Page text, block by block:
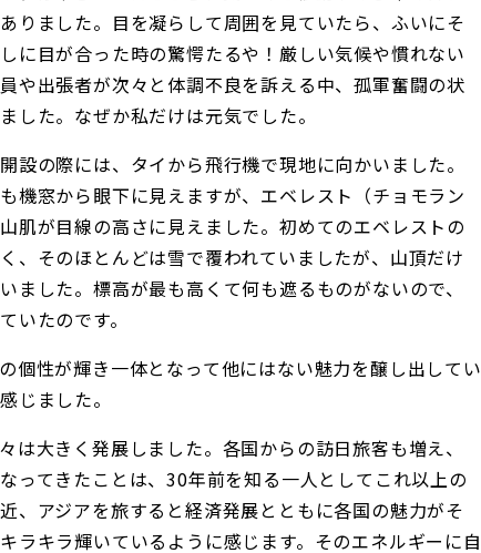
りました。目を凝らして周囲を見ていたら、ふいにそ
に目が合った時の驚愕たるや！厳しい気候や慣れない
や出張者が次々と体調不良を訴える中、孤軍奮闘の状
した。なぜか私だけは元気でした。
設の際には、タイから飛行機で現地に向かいました。
機窓から眼下に見えますが、エベレスト（チョモラン
肌が目線の高さに見えました。初めてのエベレストの
、そのほとんどは雪で覆われていましたが、山頂だけ
ました。標高が最も高くて何も遮るものがないので、
いたのです。
個性が輝き一体となって他にはない魅力を醸し出してい
じました。
は大きく発展しました。各国からの訪日旅客も増え、
ってきたことは、30年前を知る一人としてこれ以上の
、アジアを旅すると経済発展とともに各国の魅力がそ
ラキラ輝いているように感じます。そのエネルギーに自